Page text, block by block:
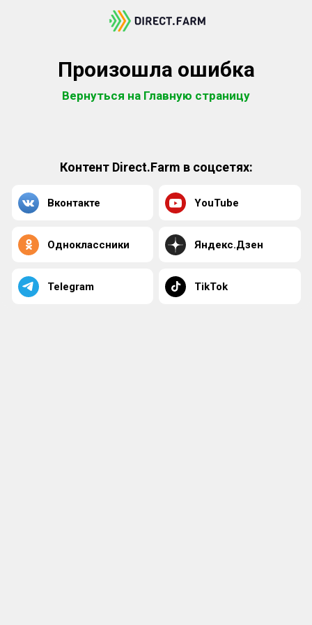
Произошла ошибка
Вернуться на Главную страницу
Контент Direct.Farm в соцсетях:
Вконтакте YouTube
Одноклассники Яндекс.Дзен
Telegram TikTok